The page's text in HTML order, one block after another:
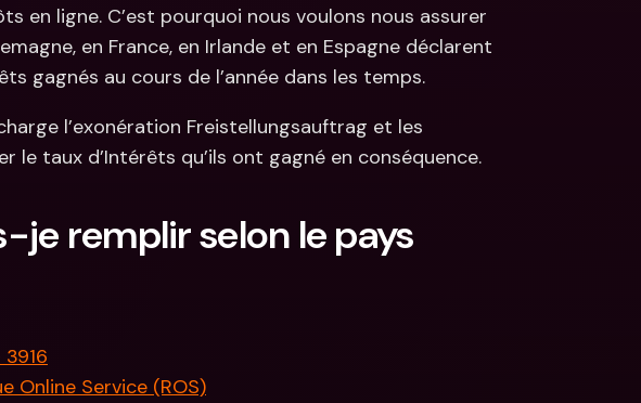
en ligne. C’est pourquoi nous voulons nous assurer
en France, en Irlande et en Espagne déclarent
gagnés au cours de l’année dans les temps.
l’exonération Freistellungsauftrag et les
le taux d’Intérêts qu’ils ont gagné en conséquence.
je remplir selon le pays
Online Service (ROS)